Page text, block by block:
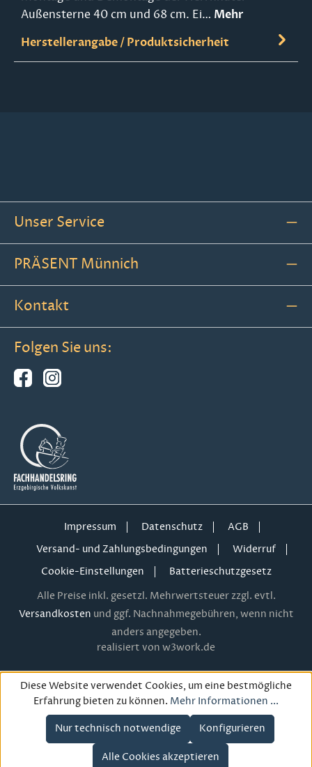
Außensterne 40 cm und 68 cm. Ei… Mehr
Herstellerangabe / Produktsicherheit
Unser Service
PRÄSENT Münnich
Kontakt
Folgen Sie uns:
Impressum Datenschutz
AGB
Versand- und Zahlungsbedingungen
Widerruf
Cookie-Einstellungen
Batterieschutzgesetz
Alle Preise inkl. gesetzl. Mehrwertsteuer zzgl. evtl.
Versandkosten und ggf. Nachnahmegebühren, wenn nicht
anders angegeben.
realisiert von w3work.de
Diese Website verwendet Cookies, um eine bestmögliche
Erfahrung bieten zu können. Mehr Informationen ...
Nur technisch notwendige Konfigurieren
Alle Cookies akzeptieren